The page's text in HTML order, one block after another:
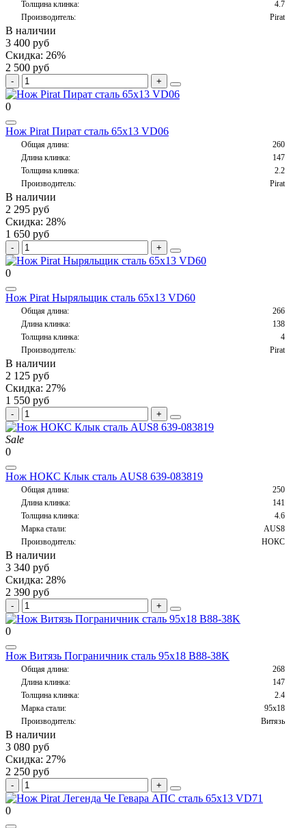
Толщина клинка:
4.7
Производитель:
Pirat
В наличии
3 400 руб
Скидка: 26%
2 500 руб
0
Нож Pirat Пират сталь 65х13 VD06
Общая длина:
260
Длина клинка:
147
Толщина клинка:
2.2
Производитель:
Pirat
В наличии
2 295 руб
Скидка: 28%
1 650 руб
0
Нож Pirat Ныряльщик сталь 65х13 VD60
Общая длина:
266
Длина клинка:
138
Толщина клинка:
4
Производитель:
Pirat
В наличии
2 125 руб
Скидка: 27%
1 550 руб
Sale
0
Нож НОКС Клык сталь AUS8 639-083819
Общая длина:
250
Длина клинка:
141
Толщина клинка:
4.6
Марка стали:
AUS8
Производитель:
НОКС
В наличии
3 340 руб
Скидка: 28%
2 390 руб
0
Нож Витязь Пограничник сталь 95х18 B88-38K
Общая длина:
268
Длина клинка:
147
Толщина клинка:
2.4
Марка стали:
95х18
Производитель:
Витязь
В наличии
3 080 руб
Скидка: 27%
2 250 руб
0